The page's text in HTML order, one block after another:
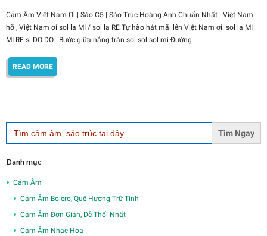
Cảm Âm Việt Nam Ơi | Sáo C5 | Sáo Trúc Hoàng Anh Chuẩn Nhất Việt Nam
hỡi, Việt Nam ơi sol la MI / sol la RE Tự hào hát mãi lên Việt Nam ơi. sol la MI
MI RE si DO DO Bước giữa nắng tràn sol sol sol mi Đường
READ MORE
Search
for:
Danh mục
Cảm Âm
Cảm Âm Bolero, Quê Hương Trữ Tình
Cảm Âm Đơn Giản, Dễ Thổi Nhất
Cảm Âm Nhạc Hoa